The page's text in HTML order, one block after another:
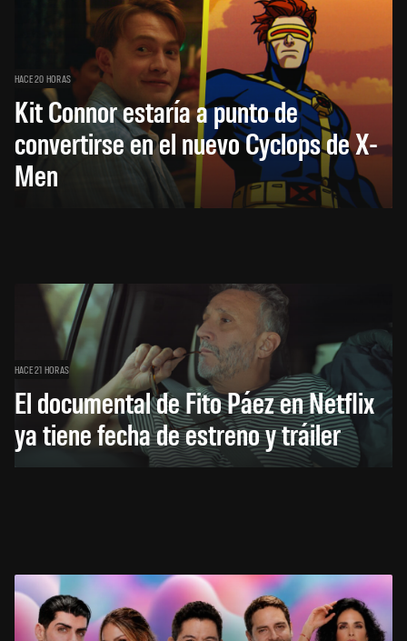
HACE 20 HORAS
Kit Connor estaría a punto de
convertirse en el nuevo Cyclops de X-
Men
HACE 21 HORAS
El documental de Fito Páez en Netflix
ya tiene fecha de estreno y tráiler